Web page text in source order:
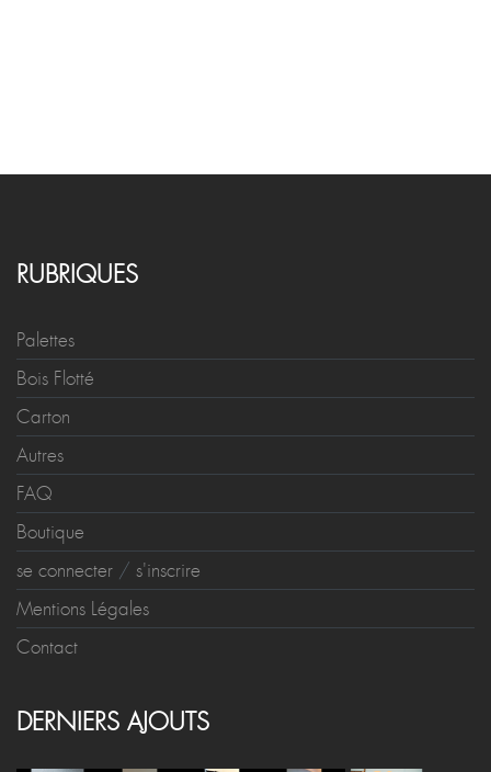
RUBRIQUES
Palettes
Bois Flotté
Carton
Autres
FAQ
Boutique
se connecter / s'inscrire
Mentions Légales
Contact
DERNIERS AJOUTS